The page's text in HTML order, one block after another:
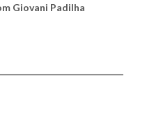
Giovani Padilha